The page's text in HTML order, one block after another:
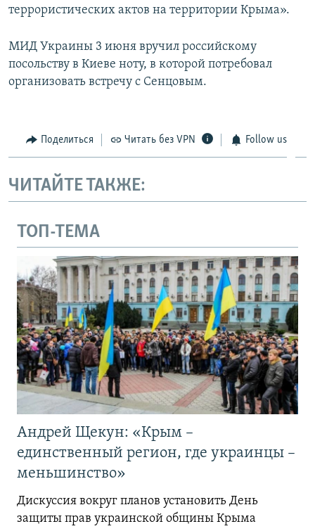
террористических актов на территории Крыма».
МИД Украины 3 июня вручил российскому
посольству в Киеве ноту, в которой потребовал
организовать встречу с Сенцовым.
Поделиться Читать без VPN Follow us
ЧИТАЙТЕ ТАКЖЕ:
ТОП-ТЕМА
Андрей Щекун: «Крым –
единственный регион, где украинцы –
меньшинство»
Дискуссия вокруг планов установить День
защиты прав украинской общины Крыма